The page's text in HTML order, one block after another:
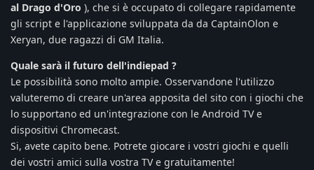
al Drago d'Oro ), che si è occupato di collegare rapidamente
gli script e l'applicazione sviluppata da da CaptainOlon e
Xeryan, due ragazzi di GM Italia.
Quale sarà il futuro dell'indiepad ?
Le possibilità sono molto ampie. Osservandone l'utilizzo
valuteremo di creare un'area apposita del sito con i giochi che
lo supportano ed un'integrazione con le Android TV e
dispositivi Chromecast.
Si, avete capito bene. Potrete giocare i vostri giochi e quelli
dei vostri amici sulla vostra TV e gratuitamente!